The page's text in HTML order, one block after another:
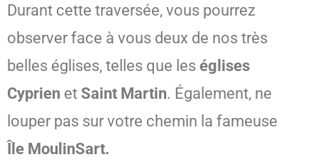
Durant cette traversée, vous pourrez
observer face à vous deux de nos très
belles églises, telles que les églises
Cyprien et Saint Martin. Également, ne
louper pas sur votre chemin la fameuse
Île MoulinSart.